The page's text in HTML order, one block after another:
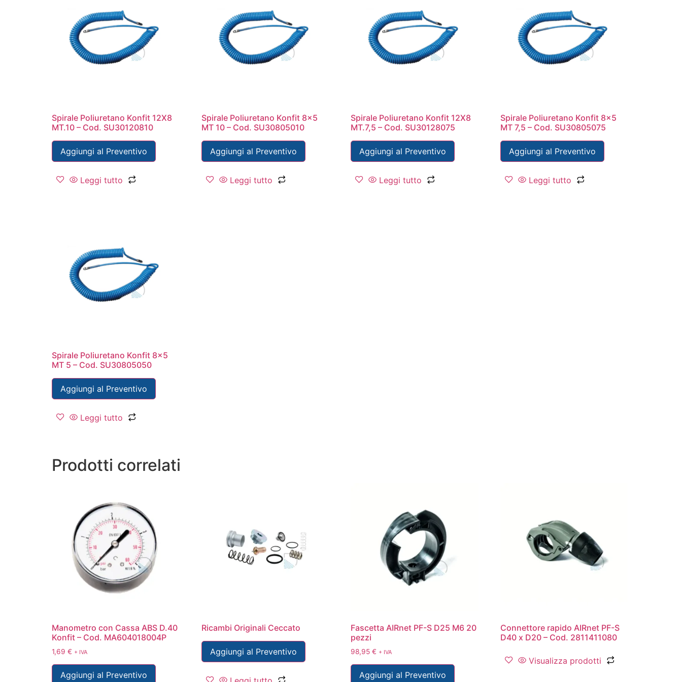
Spirale Poliuretano Konfit 12X8
MT.10 – Cod. SU30120810
Aggiungi al Preventivo
Leggi tutto
Spirale Poliuretano Konfit 8×5
MT 10 – Cod. SU30805010
Aggiungi al Preventivo
Leggi tutto
Spirale Poliuretano Konfit 12X8
MT.7,5 – Cod. SU30128075
Aggiungi al Preventivo
Leggi tutto
Spirale Poliuretano Konfit 8×5
MT 7,5 – Cod. SU30805075
Aggiungi al Preventivo
Leggi tutto
Spirale Poliuretano Konfit 8×5
MT 5 – Cod. SU30805050
Aggiungi al Preventivo
Leggi tutto
Prodotti correlati
Manometro con Cassa ABS D.40
Konfit – Cod. MA604018004P
1,69 € + IVA
Aggiungi al Preventivo
Ricambi Originali Ceccato
Aggiungi al Preventivo
Fascetta AIRnet PF-S D25 M6 20
pezzi
98,95€ + IVA
Aggiungi al Preventivo
Connettore rapido AIRnet PF-S
D40 x D20 – Cod. 2811411080
Visualizza prodotti